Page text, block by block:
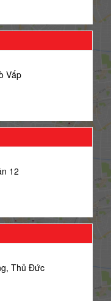
Vấp
12
Thủ Đức